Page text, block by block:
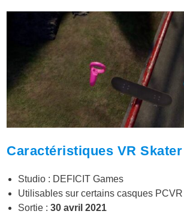
Caractéristiques VR Skater
Studio : DEFICIT Games
Utilisables sur certains casques PCVR
Sortie :30 avril 2021